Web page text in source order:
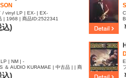
/ vinyl LP | EX- | EX-
| 1968 | 商品ID:2522341
込)
| NM | -
＆ AUDIO KURAMAE | 中古品 | | 商
込)